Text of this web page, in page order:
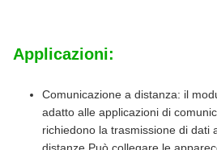
Applicazioni:
Comunicazione a distanza: il
adatto alle applicazioni di
richiedono la trasmissione di dati